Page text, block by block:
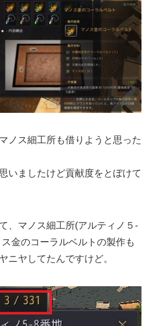
ノス細工所も借りようと思った
いましたけど貢献度をとぼけて
、マノス細工所(アルティノ５-
金のコーラルベルトの製作も
ニヤしてたんですけど。